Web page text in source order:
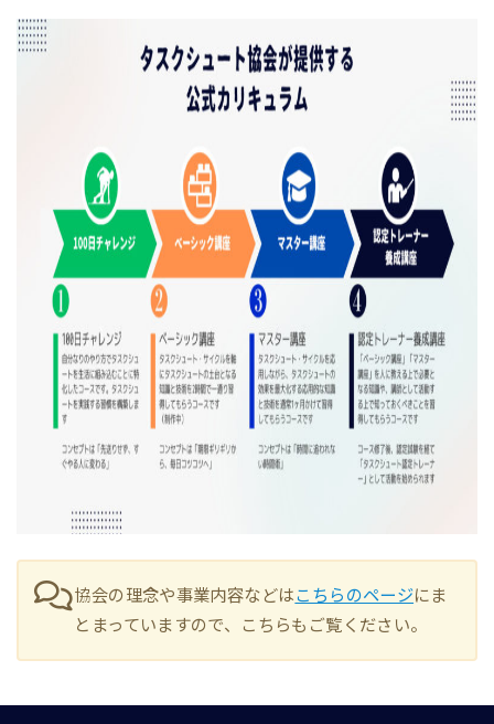
協会の理念や事業内容などはこちらのページにま
とまっていますので、こちらもご覧ください。